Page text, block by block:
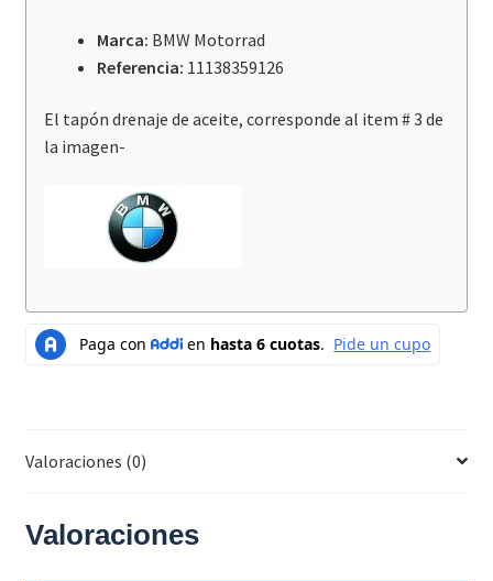
Marca: BMW Motorrad
Referencia: 11138359126
El tapón drenaje de aceite, corresponde al item # 3 de
la imagen-
Valoraciones (0)
Valoraciones